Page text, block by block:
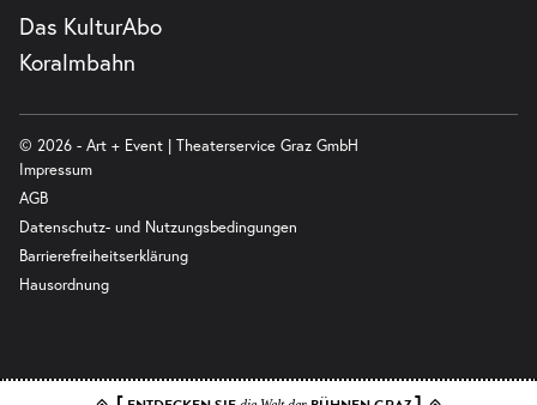
Das KulturAbo
Koralmbahn
© 2026 - Art + Event | Theaterservice Graz GmbH
Impressum
AGB
Datenschutz- und Nutzungsbedingungen
Barrierefreiheitserklärung
Hausordnung